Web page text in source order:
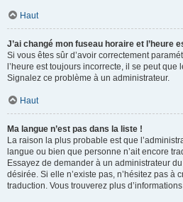
Haut
J’ai changé mon fuseau horaire et l’heure
Si vous êtes sûr d’avoir correctement
l’heure est toujours incorrecte, il se peut que
Signalez ce problème à un administrateur.
Haut
Ma langue n’est pas dans la liste !
La raison la plus probable est que
langue ou bien que personne n’ait encore
Essayez de demander à un administrateur
désirée. Si elle n’existe pas, n’hésitez pas à
traduction. Vous trouverez plus